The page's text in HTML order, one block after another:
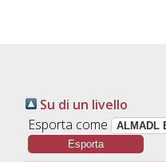
Su di un livello
Esporta come